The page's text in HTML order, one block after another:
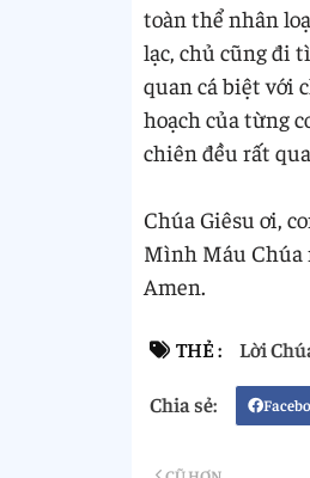
toàn thể nhân
lạc, chủ cũng đi
quan cá biệt với
hoạch của từng
chiên đều rất
Chúa Giêsu ơi,
Mình Máu Chúa
Amen.
THẺ : Lời